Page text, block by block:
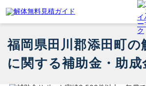
福岡県田川郡添田町の
に関する補助金・助成